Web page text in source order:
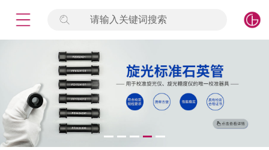
请输入关键词搜索
签到
标准物质
产品专项